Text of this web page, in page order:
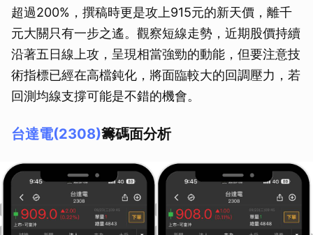
超過200%，撰稿時更是攻上915元的新天價，離千
元大關只有一步之遙。觀察短線走勢，近期股價持續
沿著五日線上攻，呈現相當強勁的動能，但要注意技
術指標已經在高檔鈍化，將面臨較大的回調壓力，若
回測均線支撐可能是不錯的機會。
台達電(2308)籌碼面分析